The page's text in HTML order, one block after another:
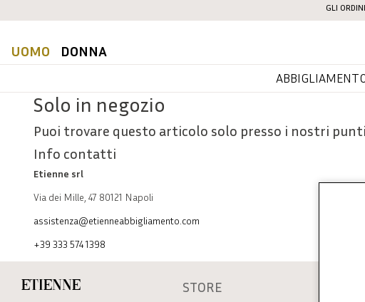
GLI
UOMO DONNA
Solo in negozio
Puoi trovare questo articolo solo presso i nostri
Info contatti
Etienne srl
Via dei Mille, 47 80121 Napoli
assistenza@etienneabbigliamento.com
+39 333 574 1398
Etienne STORE